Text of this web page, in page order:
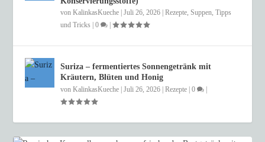
vonKalinkasKueche |Juli 26, 2026 |Rezepte ,Suppen ,Tipps
und Tricks |0 |
Suriza – fermentiertes Sonnengetränk mit
Kräutern, Blüten und Honig
vonKalinkasKueche |Juli 26, 2026 |Rezepte |0 |